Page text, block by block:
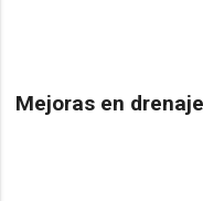
Mejoras en